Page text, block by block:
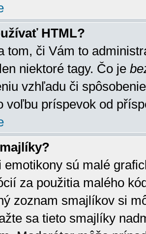
HTML?
tom, či Vám to
niektoré tagy. Čo je
vzhľadu či
voľbu príspevok od
emotikony sú malé
za použitia malého
zoznam smajlíkov si
sa tieto smajlíky